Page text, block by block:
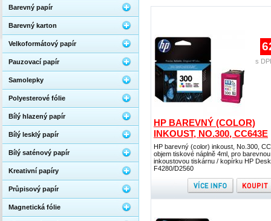
HP BAREVNÝ (COLOR)
INKOUST, NO.300, CC643E
HP barevný (color) inkoust, No.300,
objem tiskové náplně 4ml, pro barevnou
inkoustovou tiskárnu / kopírku HP
F4280/D2560
s
Barevný papír
Barevný karton
Velkoformátový papír
Pauzovací papír
Samolepky
Polyesterové fólie
Bílý hlazený papír
Bílý lesklý papír
Bílý saténový papír
Kreativní papíry
Průpisový papír
Magnetická fólie